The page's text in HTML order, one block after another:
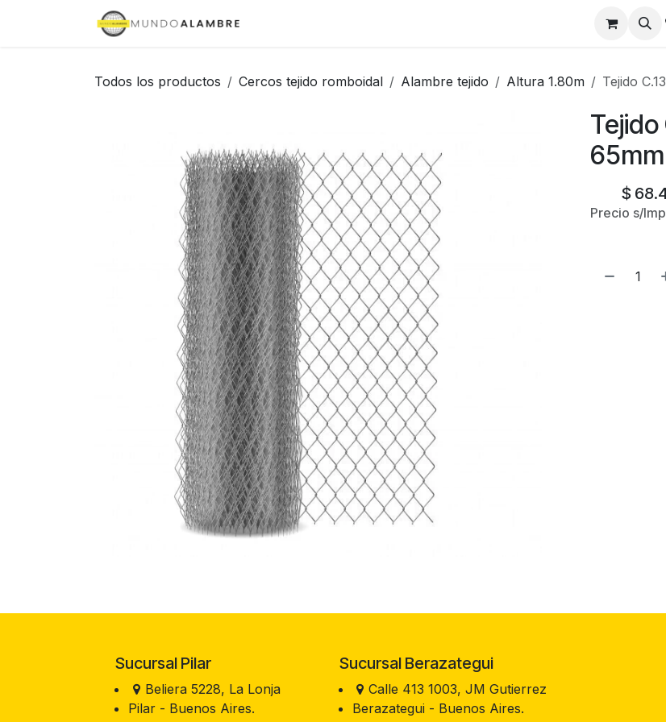
Todos los productos Cercos tejido romboidal Alambre tejido Altura 1.80m Tejido
Tejido
$
Precio s/
Sucursal Pilar
Beliera 5228, La Lonja
Pilar - Buenos Aires.
Sucursal Berazategui
Calle 413 1003, JM Gutierrez
Berazategui - Buenos Aires.